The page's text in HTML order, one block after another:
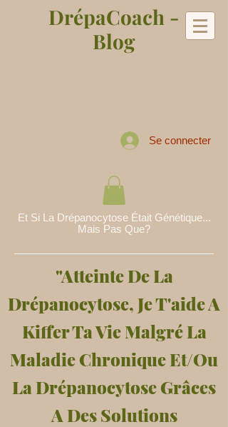
DrépaCoach -
Blog
Se connecter
Et Si La Drépanocytose Était Génétique...
Mais Pas Que?
"Atteinte De La
Drépanocytose, Je T'aide A
Kiffer Ta Vie Malgré La
Maladie Chronique Et/Ou
La Drépanocytose Grâces
A Des Solutions